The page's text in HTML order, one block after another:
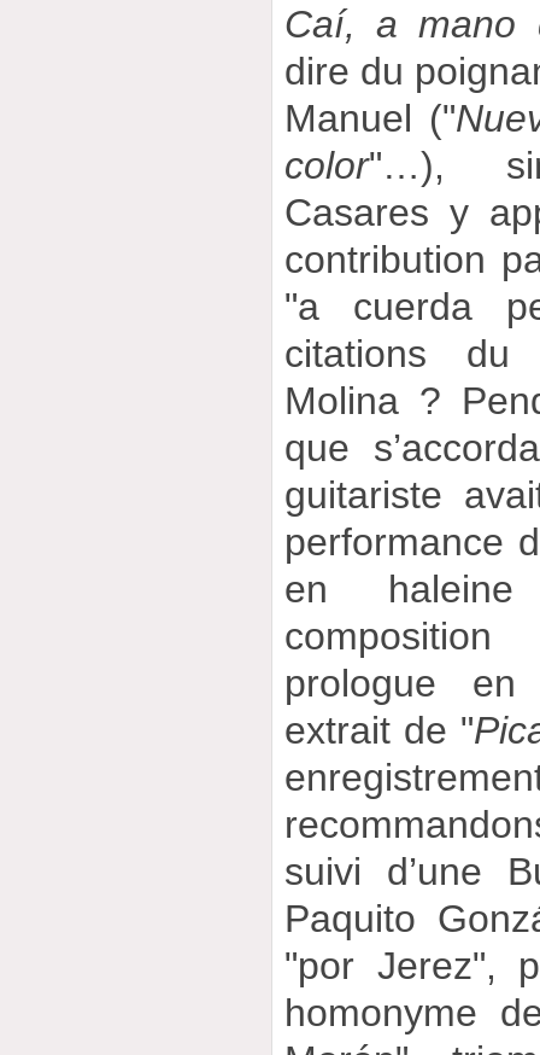
Caí, a mano
dire du
Manuel ("
color"…),
Casares y
contribution
"a cuerda
citations
Molina ?
que
guitariste
performance
en
prologue
extrait de "
suivi d’une
Paquito
"por Jerez",
homonyme